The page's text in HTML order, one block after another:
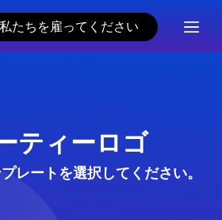
私たちを雇ってください
ティーロゴ
レートを選択してください。